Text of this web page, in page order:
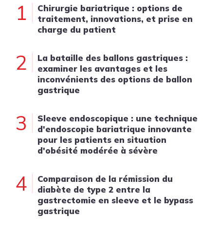
1
Chirurgie bariatrique : options de
traitement, innovations, et prise en
charge du patient
2
La bataille des ballons gastriques :
examiner les avantages et les
inconvénients des options de ballon
gastrique
3
Sleeve endoscopique : une technique
d'endoscopie bariatrique innovante
pour les patients en situation
d'obésité modérée à sévère
4
Comparaison de la rémission du
diabète de type 2 entre la
gastrectomie en sleeve et le bypass
gastrique